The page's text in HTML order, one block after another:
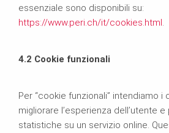
essenziale sono disponibili su:
https://www.peri.ch/it/cookies.html.
4.2 Cookie funzionali
Per “cookie funzionali” intendiamo
migliorare l’esperienza dell’utente
statistiche su un servizio online.